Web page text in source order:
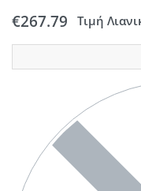
€267.79 Τιμή